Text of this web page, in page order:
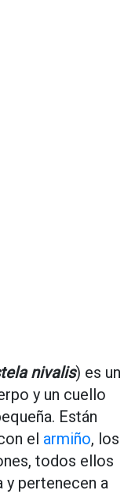
nivalis) es un
y un cuello
Están
el armiño, los
todos ellos
pertenecen a